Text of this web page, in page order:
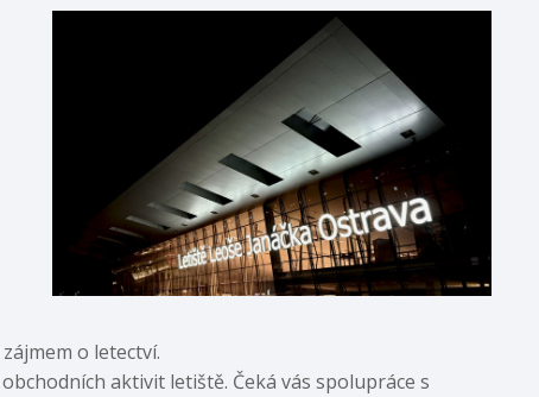
o letectví.
aktivit letiště. Čeká vás spolupráce s